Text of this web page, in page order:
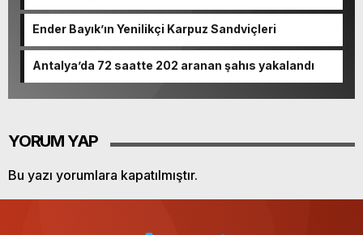
Ender Bayık’ın Yenilikçi Karpuz Sandviçleri
Antalya’da 72 saatte 202 aranan şahıs yakalandı
YORUM YAP
Bu yazı yorumlara kapatılmıştır.